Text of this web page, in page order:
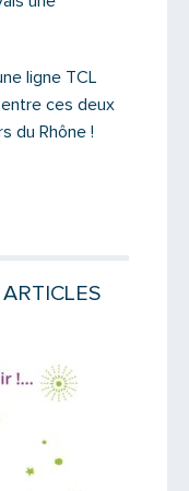
code
ligne TCL
ces deux
du Rhône !